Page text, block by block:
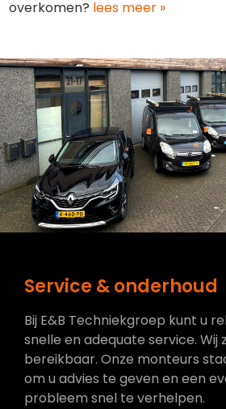
overkomen? lees meer »
Service & onderhoud
Bij E&B Techniekgroep kunt u
snelle en adequate service. Wij
bereikbaar. Onze monteurs
om u advies te geven en een
probleem snel te verhelpen.